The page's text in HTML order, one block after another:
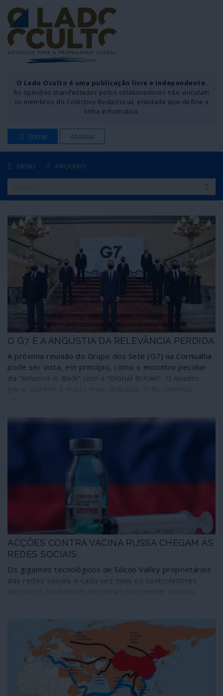
O Lado Oculto é uma publicação livre e independente.
As opiniões manifestadas pelos colaboradores não vinculam
os membros do Colectivo Redactorial, entidade que define a
linha informativa.
Entrar Assinar
MENU ARQUIVO
O G7 E A ANGÚSTIA DA RELEVÂNCIA PERDIDA
A próxima reunião do Grupo dos Sete (G7) na Cornualha
pode ser vista, em princípio, como o encontro peculiar
da “America is Back” com a “Global Britain”. O quadro
ansiedade: a cimeira Putin-Biden em Genebra, que
ACÇÕES CONTRA VACINA RUSSA CHEGAM ÀS
REDES SOCIAIS
Os gigantes tecnológicos de Silicon Valley proprietários
das redes sociais e cada vez mais os controladores
origem no Estado norte-americano da Virgínia, que
alberga a sede da CIA e de outras agências de
espionagem dos Estados Unidos. Embora a conta tenha
sido reactivada algum tempo depois, ficou dado mais um
sinal de poder dos gigantes privados que se assumem
de uma maneira mais evidente a cada dia que passa
como os grandes filtros censórios da comunicação social